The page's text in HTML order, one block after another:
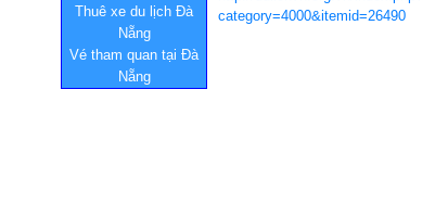
Thuê xe du lịch Đà
Nẵng
Vé tham quan tại Đà
Nẵng